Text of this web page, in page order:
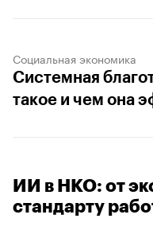
Социальная экономика
Системная
такое и чем она
ИИ в НКО: от
стандарту